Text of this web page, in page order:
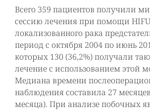
Всего 359 пациентов получили
сессию лечения при помощи
локализованного рака
период с октября 2004 по июнь
которых 130 (36,2%) получали
лечение с использованием этой
Медиана времени
наблюдения составила 27
месяца). При анализе побочных